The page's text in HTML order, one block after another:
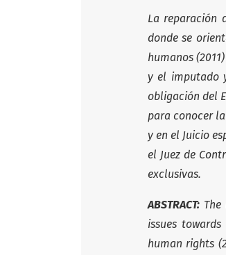
La reparación
donde se
humanos
y el imputado
obligación del
para conocer
y en el Juicio
el Juez de
exclusivas.
ABSTRACT:
issues
human rights